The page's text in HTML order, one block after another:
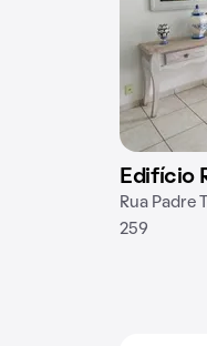
Edifício
Rua Padre
259